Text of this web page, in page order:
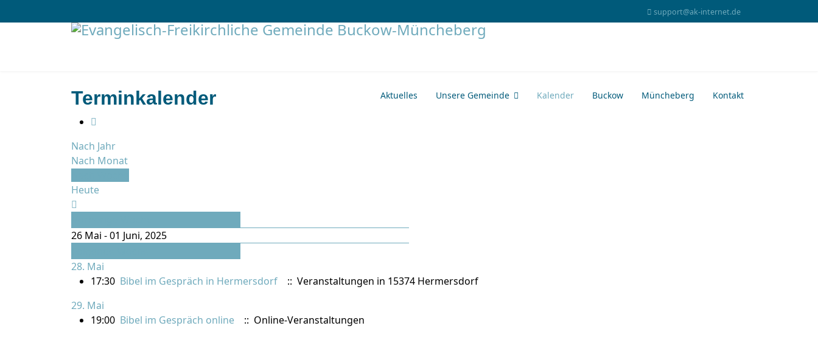
support@ak-internet.de
Aktuelles Unsere Gemeinde Kalender Buckow Müncheberg Kontakt
Terminkalender
Nach Jahr
Nach Monat
Heute
26 Mai - 01 Juni, 2025
28. Mai
17:30 Bibel im Gespräch in Hermersdorf
:: Veranstaltungen in 15374 Hermersdorf
29. Mai
19:00 Bibel im Gespräch online
:: Online-Veranstaltungen